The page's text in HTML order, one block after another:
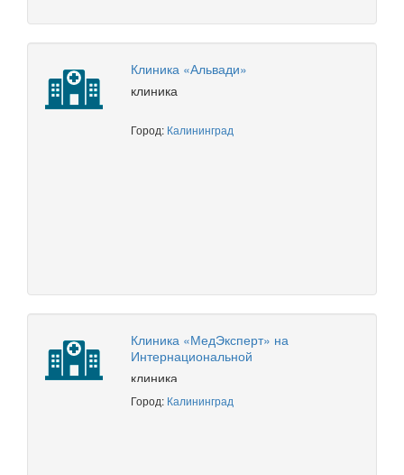
Клиника «Альвади»
клиника
Город: Калининград
Клиника «МедЭксперт» на
Интернациональной
клиника
Город: Калининград